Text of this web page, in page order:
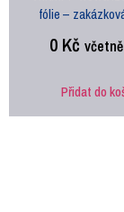
fólie –
0 Kč
Přidat do